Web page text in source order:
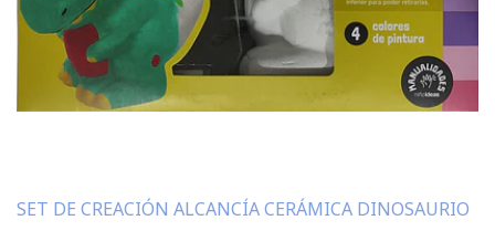
SET DE CREACIÓN ALCANCÍA CERÁMICA DINOSAURIO